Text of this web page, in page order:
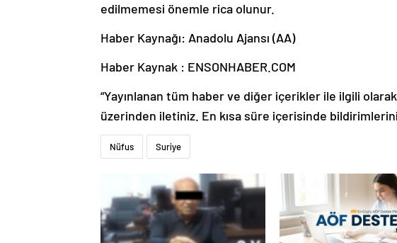
edilmemesi önemle rica olunur.
Haber Kaynağı: Anadolu Ajansı (AA)
Haber Kaynak : ENSONHABER.COM
“Yayınlanan tüm haber ve diğer içerikler ile ilgili
üzerinden iletiniz. En kısa süre içerisinde
Nüfus Suriye